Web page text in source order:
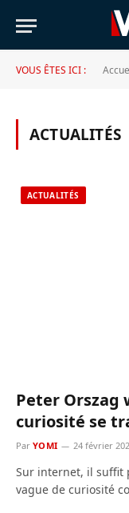
VOUS ÊTES ICI :
ACTUALITÉS
ACTUALITÉS
Peter Orszag
curiosité se
Par YOMI 24 février
Sur internet, il suffit
vague de curiosité